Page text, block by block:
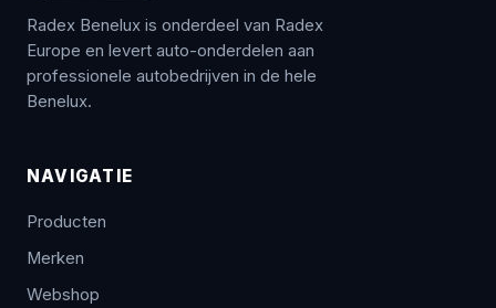
Radex Benelux is onderdeel van Radex
Europe en levert auto-onderdelen aan
professionele autobedrijven in de hele
Benelux.
NAVIGATIE
Producten
Merken
Webshop